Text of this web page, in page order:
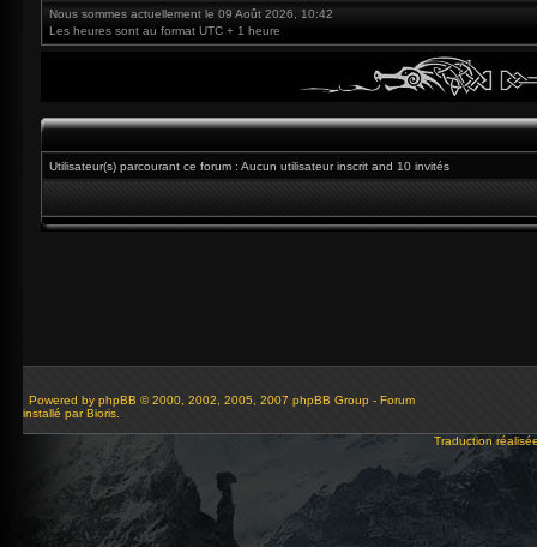
Nous sommes actuellement le 09 Août 2026, 10:42
Les heures sont au format UTC + 1 heure
Utilisateur(s) parcourant ce forum : Aucun utilisateur inscrit and 10 invités
Powered by phpBB © 2000, 2002, 2005, 2007 phpBB Group - Forum
installé par Bioris.
Traduction